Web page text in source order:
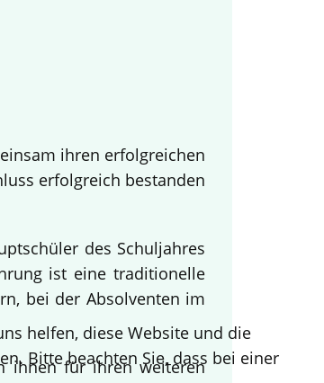
ihren erfolgreichen
erfolgreich bestanden
des Schuljahres
ist eine traditionelle
bei der Absolventen im
ihnen für ihren weiteren
helfen, diese Website und die
Bitte beachten Sie, dass bei einer